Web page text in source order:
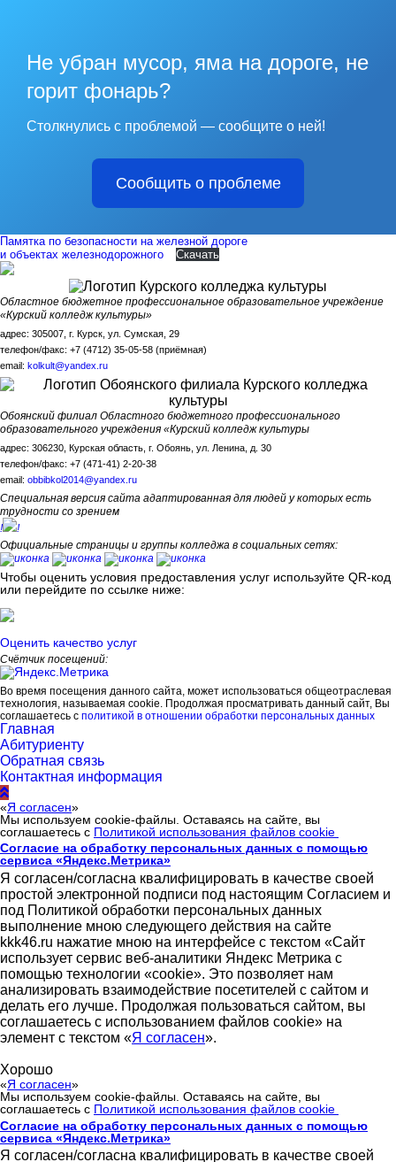
Не убран мусор, яма на дороге, не
горит фонарь?
Столкнулись с проблемой — сообщите о ней!
Сообщить о проблеме
Памятка по безопасности на железной дороге
и объектах железнодорожного
Скачать
Областное бюджетное профессиональное образовательное учреждение
«Курский колледж культуры»
адрес: 305007, г. Курск, ул. Сумская, 29
телефон/факс: +7 (4712) 35-05-58 (приёмная)
email: kolkult@yandex.ru
Обоянский филиал Областного бюджетного профессионального
образовательного учреждения «Курский колледж культуры
адрес: 306230, Курская область, г. Обоянь, ул. Ленина, д. 30
телефон/факс: +7 (471-41) 2-20-38
email: obbibkol2014@yandex.ru
Специальная версия сайта адаптированная для людей у которых есть
трудности со зрением
!
!
Официальные страницы и группы колледжа в социальных сетях:
Чтобы оценить условия предоставления услуг используйте QR-код
или перейдите по ссылке ниже:
Оценить качество услуг
Счётчик посещений:
Во время посещения данного сайта, может использоваться общеотраслевая
технология, называемая cookie. Продолжая просматривать данный сайт, Вы
соглашаетесь с политикой в отношении обработки персональных данных
Главная
Абитуриенту
Обратная связь
Контактная информация
«Я согласен»
Мы используем cookie-файлы. Оставаясь на сайте, вы
соглашаетесь с Политикой использования файлов cookie
Согласие на обработку персональных данных с помощью
сервиса «Яндекс.Метрика»
Я согласен/согласна квалифицировать в качестве своей
простой электронной подписи под настоящим Согласием и
под Политикой обработки персональных данных
выполнение мною следующего действия на сайте
kkk46.ru нажатие мною на интерфейсе с текстом «Сайт
использует сервис веб-аналитики Яндекс Метрика с
помощью технологии «cookie». Это позволяет нам
анализировать взаимодействие посетителей с сайтом и
делать его лучше. Продолжая пользоваться сайтом, вы
соглашаетесь с использованием файлов cookie» на
элемент с текстом «Я согласен».
Хорошо
«Я согласен»
Мы используем cookie-файлы. Оставаясь на сайте, вы
соглашаетесь с Политикой использования файлов cookie
Согласие на обработку персональных данных с помощью
сервиса «Яндекс.Метрика»
Я согласен/согласна квалифицировать в качестве своей